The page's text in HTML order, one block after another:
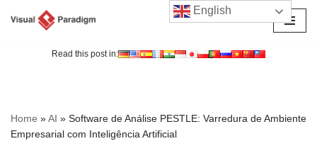
Read this post in:
Home »AI » Software de Análise PESTLE: Varredura de Ambiente
Empresarial com Inteligência Artificial
English